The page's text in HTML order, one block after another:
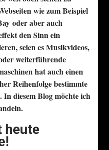
wie zum Beispiel
oder aber auch
den Sinn ein
seien es Musikvideos,
weiterführende
hat auch einen
Reihenfolge bestimmte
In diesem Blog möchte ich
heute